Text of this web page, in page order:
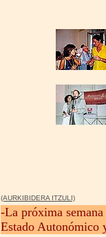
(AURKIBIDERA ITZULI)
-La próxima
Estado Autonómico